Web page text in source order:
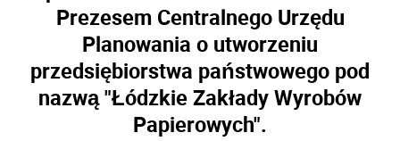
Prezesem Centralnego Urzędu
Planowania o utworzeniu
przedsiębiorstwa państwowego pod
nazwą "Łódzkie Zakłady Wyrobów
Papierowych".